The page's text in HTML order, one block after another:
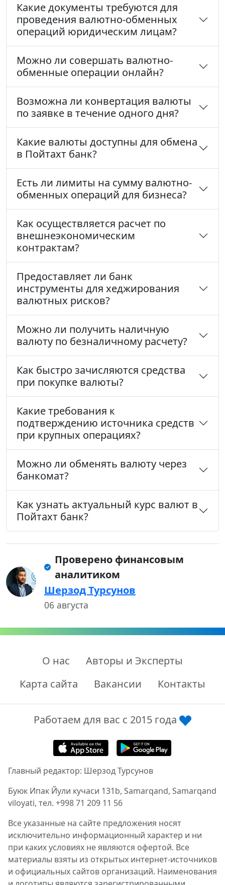
Какие документы требуются для
проведения валютно-обменных
операций юридическим лицам?
Можно ли совершать валютно-
обменные операции онлайн?
Возможна ли конвертация валюты
по заявке в течение одного дня?
Какие валюты доступны для обмена
в Пойтахт банк?
Есть ли лимиты на сумму валютно-
обменных операций для бизнеса?
Как осуществляется расчет по
внешнеэкономическим
контрактам?
Предоставляет ли банк
инструменты для хеджирования
валютных рисков?
Можно ли получить наличную
валюту по безналичному расчету?
Как быстро зачисляются средства
при покупке валюты?
Какие требования к
подтверждению источника средств
при крупных операциях?
Можно ли обменять валюту через
банкомат?
Как узнать актуальный курс валют в
Пойтахт банк?
Проверено финансовым
аналитиком
Шерзод Турсунов
06 августа
О нас
Авторы и Эксперты
Карта сайта
Вакансии Контакты
Работаем для вас с 2015 года
Главный редактор: Шерзод Турсунов
Буюк Ипак Йули кучаси 131b, Samarqand, Samarqand
viloyati, тел. +998 71 209 11 56
Все указанные на сайте предложения носят
исключительно информационный характер и ни
при каких условиях не являются офертой. Все
материалы взяты из открытых интернет-источников
и официальных сайтов организаций. Наименования